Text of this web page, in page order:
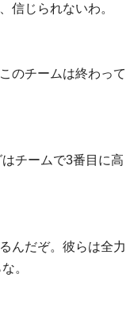
信じられないわ。
のチームは終わって
チームで3番目に高
んだぞ。彼らは全力
。